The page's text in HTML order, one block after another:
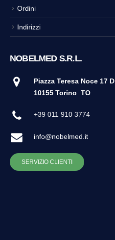
Ordini
Indirizzi
NOBELMED S.R.L.
Piazza Teresa Noce 17 D
10155 Torino TO
+39 011 910 3774
info@nobelmed.it
SERVIZIO CLIENTI